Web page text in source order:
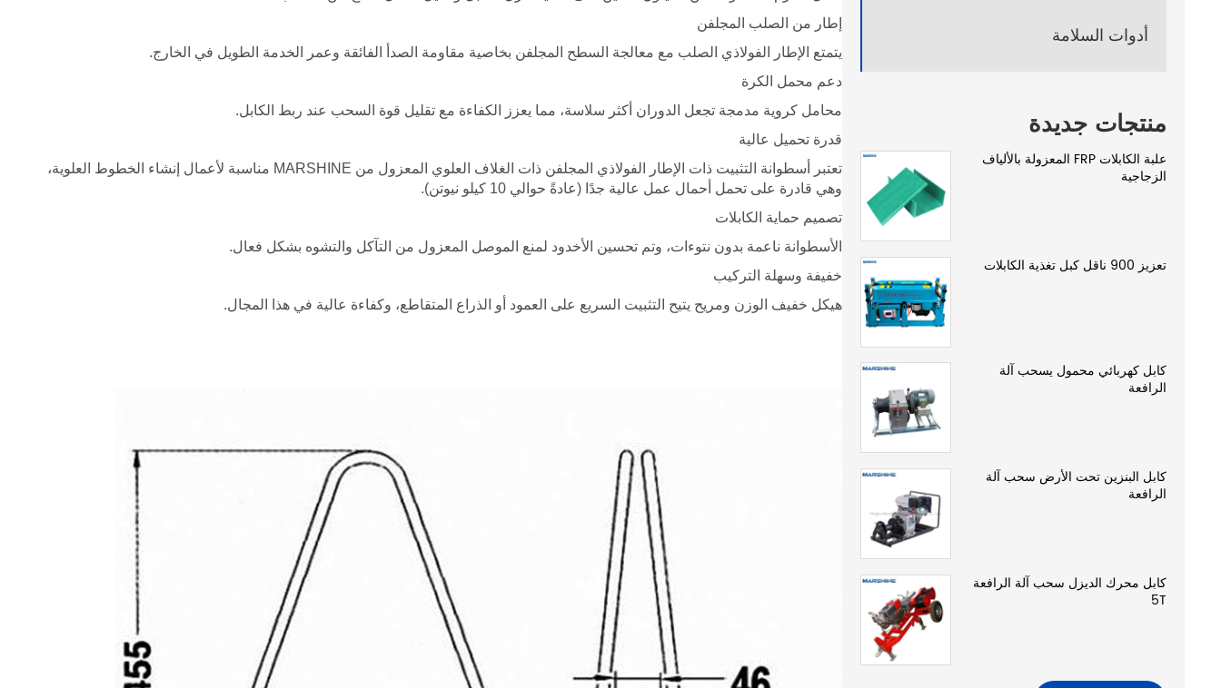
أدوات السلامة
منتجات جديدة
علبة الكابلات FRP المعزولة بالألياف
الزجاجية
تعزيز 900 ناقل كبل تغذية الكابلات
كابل كهربائي محمول يسحب آلة
الرافعة
كابل البنزين تحت الأرض سحب آلة
الرافعة
كابل محرك الديزل سحب آلة الرافعة
5T
إطار من الصلب المجلفن
يتمتع الإطار الفولاذي الصلب مع معالجة السطح المجلفن بخاصية مقاومة الصدأ الفائقة وعمر الخدمة الطويل في الخارج.
دعم محمل الكرة
محامل كروية مدمجة تجعل الدوران أكثر سلاسة، مما يعزز الكفاءة مع تقليل قوة السحب عند ربط الكابل.
قدرة تحميل عالية
تعتبر أسطوانة التثبيت ذات الإطار الفولاذي المجلفن ذات الغلاف العلوي المعزول من MARSHINE مناسبة لأعمال إنشاء الخطوط العلوية،
وهي قادرة على تحمل أحمال عمل عالية جدًا (عادةً حوالي 10 كيلو نيوتن).
تصميم حماية الكابلات
الأسطوانة ناعمة بدون نتوءات، وتم تحسين الأخدود لمنع الموصل المعزول من التآكل والتشوه بشكل فعال.
خفيفة وسهلة التركيب
هيكل خفيف الوزن ومريح يتيح التثبيت السريع على العمود أو الذراع المتقاطع، وكفاءة عالية في هذا المجال.